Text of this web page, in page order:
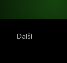
Další